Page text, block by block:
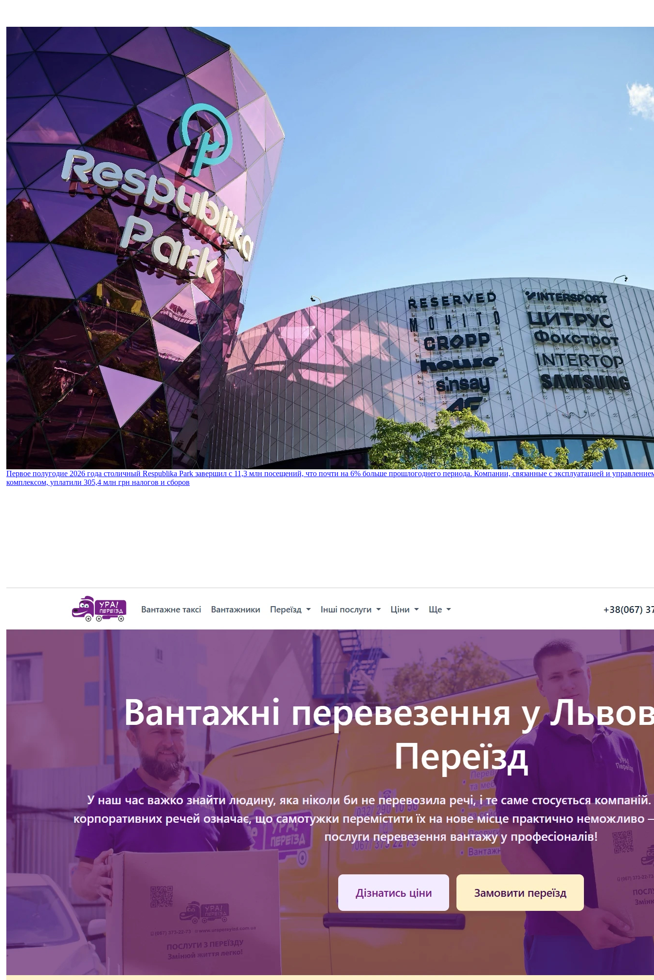
Первое полугодие 2026 года столичный Respublika Park завершил с 11,3 млн посещений, что почти на 6% больше прошлогоднего периода. Компании, связанные с эксплуатацией и
комплексом, уплатили 305,4 млн грн налогов и сборов